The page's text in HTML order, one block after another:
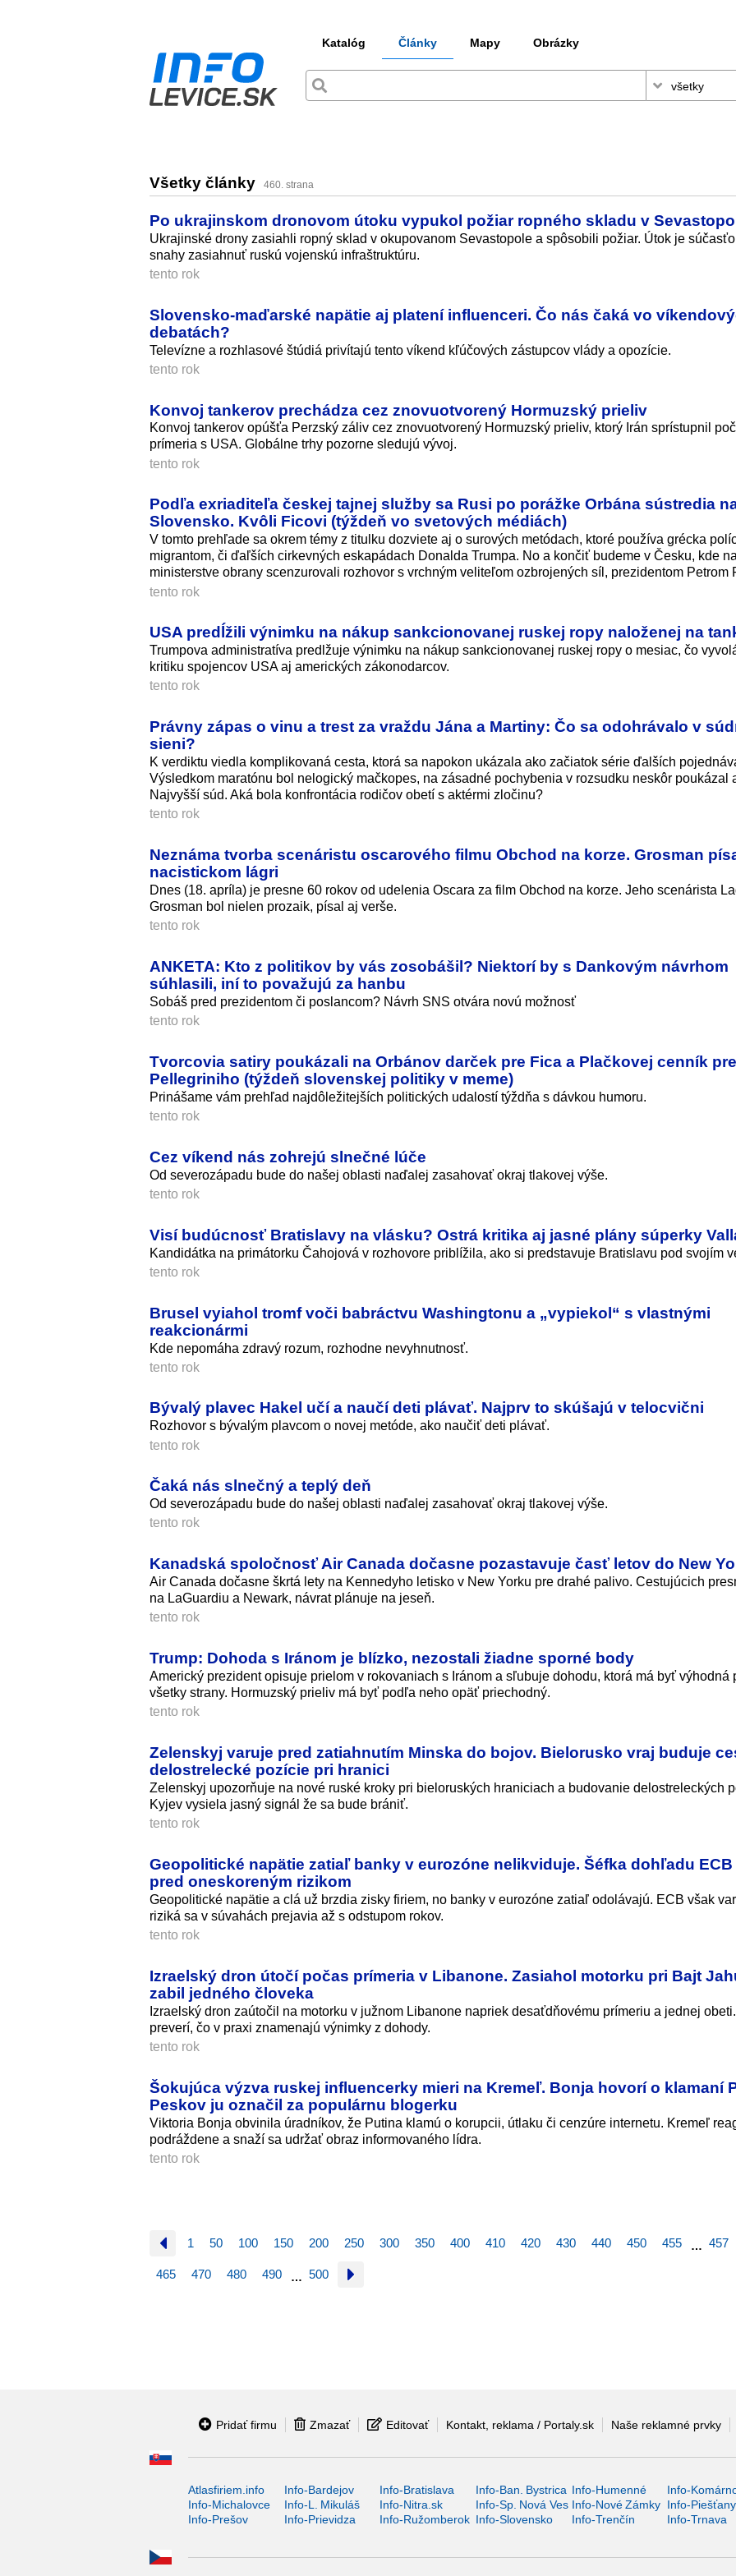
Katalóg Články Mapy Obrázky
Všetky články 460. strana
Po ukrajinskom dronovom útoku vypukol požiar ropného skladu v
Ukrajinské drony zasiahli ropný sklad v okupovanom Sevastopole a spôsobili požiar. Útok je
snahy zasiahnuť ruskú vojenskú infraštruktúru.
tento rok
Slovensko-maďarské napätie aj platení influenceri. Čo nás čaká vo
debatách?
Televízne a rozhlasové štúdiá privítajú tento víkend kľúčových zástupcov vlády a opozície.
tento rok
Konvoj tankerov prechádza cez znovuotvorený Hormuzský prieliv
Konvoj tankerov opúšťa Perzský záliv cez znovuotvorený Hormuzský prieliv, ktorý Irán sprístupnil
prímeria s USA. Globálne trhy pozorne sledujú vývoj.
tento rok
Podľa exriaditeľa českej tajnej služby sa Rusi po porážke Orbána sústredia
Slovensko. Kvôli Ficovi (týždeň vo svetových médiách)
V tomto prehľade sa okrem témy z titulku dozviete aj o surových metódach, ktoré používa grécka
migrantom, či ďaľších cirkevných eskapádach Donalda Trumpa. No a končiť budeme v Česku, kde na
ministerstve obrany scenzurovali rozhovor s vrchným veliteľom ozbrojených síl, prezidentom Petrom
tento rok
USA predĺžili výnimku na nákup sankcionovanej ruskej ropy naloženej na
Trumpova administratíva predlžuje výnimku na nákup sankcionovanej ruskej ropy o mesiac, čo
kritiku spojencov USA aj amerických zákonodarcov.
tento rok
Právny zápas o vinu a trest za vraždu Jána a Martiny: Čo sa odohrávalo v
sieni?
K verdiktu viedla komplikovaná cesta, ktorá sa napokon ukázala ako začiatok série ďalších
Výsledkom maratónu bol nelogický mačkopes, na zásadné pochybenia v rozsudku neskôr poukázal
Najvyšší súd. Aká bola konfrontácia rodičov obetí s aktérmi zločinu?
tento rok
Neznáma tvorba scenáristu oscarového filmu Obchod na korze. Grosman
nacistickom lágri
Dnes (18. apríla) je presne 60 rokov od udelenia Oscara za film Obchod na korze. Jeho scenárista
Grosman bol nielen prozaik, písal aj verše.
tento rok
ANKETA: Kto z politikov by vás zosobášil? Niektorí by s Dankovým návrhom
súhlasili, iní to považujú za hanbu
Sobáš pred prezidentom či poslancom? Návrh SNS otvára novú možnosť
tento rok
Tvorcovia satiry poukázali na Orbánov darček pre Fica a Plačkovej cenník pre
Pellegriniho (týždeň slovenskej politiky v meme)
Prinášame vám prehľad najdôležitejších politických udalostí týždňa s dávkou humoru.
tento rok
Cez víkend nás zohrejú slnečné lúče
Od severozápadu bude do našej oblasti naďalej zasahovať okraj tlakovej výše.
tento rok
Visí budúcnosť Bratislavy na vlásku? Ostrá kritika aj jasné plány súperky
Kandidátka na primátorku Čahojová v rozhovore priblížila, ako si predstavuje Bratislavu pod svojím
tento rok
Brusel vyiahol tromf voči babráctvu Washingtonu a „vypiekol“ s vlastnými
reakcionármi
Kde nepomáha zdravý rozum, rozhodne nevyhnutnosť.
tento rok
Bývalý plavec Hakel učí a naučí deti plávať. Najprv to skúšajú v telocvični
Rozhovor s bývalým plavcom o novej metóde, ako naučiť deti plávať.
tento rok
Čaká nás slnečný a teplý deň
Od severozápadu bude do našej oblasti naďalej zasahovať okraj tlakovej výše.
tento rok
Kanadská spoločnosť Air Canada dočasne pozastavuje časť letov do New
Air Canada dočasne škrtá lety na Kennedyho letisko v New Yorku pre drahé palivo. Cestujúcich
na LaGuardiu a Newark, návrat plánuje na jeseň.
tento rok
Trump: Dohoda s Iránom je blízko, nezostali žiadne sporné body
Americký prezident opisuje prielom v rokovaniach s Iránom a sľubuje dohodu, ktorá má byť výhodná
všetky strany. Hormuzský prieliv má byť podľa neho opäť priechodný.
tento rok
Zelenskyj varuje pred zatiahnutím Minska do bojov. Bielorusko vraj buduje
delostrelecké pozície pri hranici
Zelenskyj upozorňuje na nové ruské kroky pri bieloruských hraniciach a budovanie delostreleckých
Kyjev vysiela jasný signál že sa bude brániť.
tento rok
Geopolitické napätie zatiaľ banky v eurozóne nelikviduje. Šéfka dohľadu ECB
pred oneskoreným rizikom
Geopolitické napätie a clá už brzdia zisky firiem, no banky v eurozóne zatiaľ odolávajú. ECB však
riziká sa v súvahách prejavia až s odstupom rokov.
tento rok
Izraelský dron útočí počas prímeria v Libanone. Zasiahol motorku pri Bajt
zabil jedného človeka
Izraelský dron zaútočil na motorku v južnom Libanone napriek desaťdňovému prímeriu a jednej
preverí, čo v praxi znamenajú výnimky z dohody.
tento rok
Šokujúca výzva ruskej influencerky mieri na Kremeľ. Bonja hovorí o klamaní
Peskov ju označil za populárnu blogerku
Viktoria Bonja obvinila úradníkov, že Putina klamú o korupcii, útlaku či cenzúre internetu. Kremeľ
podráždene a snaží sa udržať obraz informovaného lí­dra.
tento rok
1 50 100 150 200 250 300 350 400 410 420 430 440 450 455 … 457
465 470 480 490 … 500
Pridať firmu Zmazať Editovať Kontakt, reklama / Portaly.sk Naše reklamné prvky
Atlasfiriem.info Info-Bardejov Info-Bratislava Info-Ban. Bystrica Info-Humenné Info-
Info-Michalovce
Info-L. Mikuláš Info-Nitra.sk Info-Sp. Nová Ves Info-Nové Zámky Info-Piešťany
Info-Prešov
Info-Prievidza Info-Ružomberok Info-Slovensko Info-Trenčín Info-Trnava